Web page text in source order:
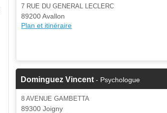
7 RUE DU GENERAL LECLERC
89200 Avallon
Plan et itinéraire
Dominguez Vincent - Psychologue
8 AVENUE GAMBETTA
89300 Joigny